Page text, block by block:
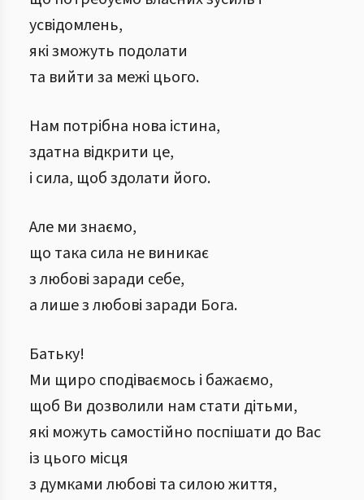
усвідомлень,
які зможуть подолати
та вийти за межі цього.
Нам потрібна нова істина,
здатна відкрити це,
і сила, щоб здолати його.
Але ми знаємо,
що така сила не виникає
з любові заради себе,
а лише з любові заради Бога.
Батьку!
Ми щиро сподіваємось і бажаємо,
щоб Ви дозволили нам стати дітьми,
які можуть самостійно поспішати до Вас
із цього місця
з думками любові та силою життя,